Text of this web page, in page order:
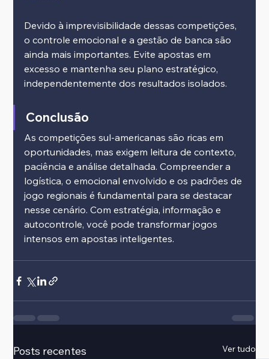
Devido à imprevisibilidade dessas competições,
o controle emocional e a gestão de banca são
ainda mais importantes. Evite apostas em
excesso e mantenha seu plano estratégico,
independentemente dos resultados isolados.
Conclusão
As competições sul-americanas são ricas em
oportunidades, mas exigem leitura de contexto,
paciência e análise detalhada. Compreender a
logística, o emocional envolvido e os padrões de
jogo regionais é fundamental para se destacar
nesse cenário. Com estratégia, informação e
autocontrole, você pode transformar jogos
intensos em apostas inteligentes.
Posts recentes Ver tudo